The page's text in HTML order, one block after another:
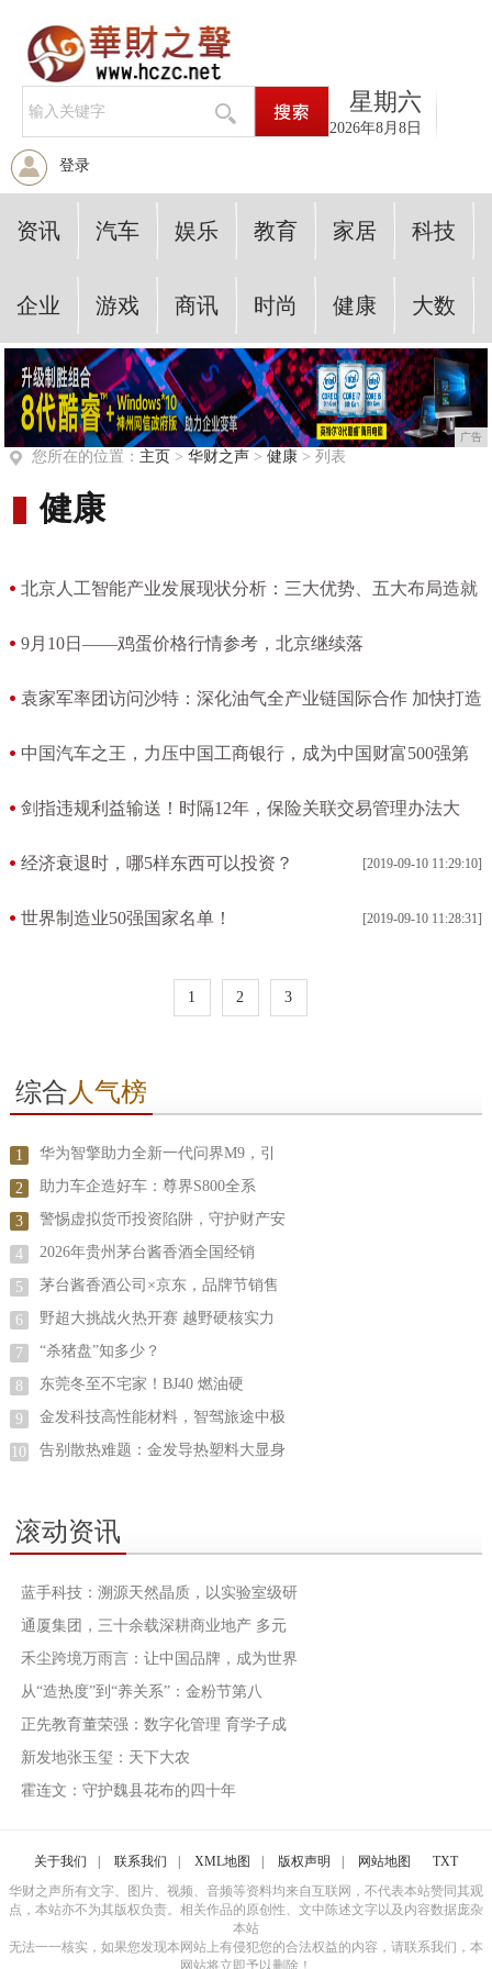
星期六
2026年8月8日
登录
资讯 汽车 娱乐 教育 家居 科技
企业 游戏 商讯 时尚 健康 大数
广告
您所在的位置： 主页 > 华财之声> 健康> 列表
健康
北京人工智能产业发展现状分析：三大优势、五大布局造就
9月10日——鸡蛋价格行情参考，北京继续落
袁家军率团访问沙特：深化油气全产业链国际合作 加快打造
[2019-09-10 11:34:13]
中国汽车之王，力压中国工商银行，成为中国财富500强第
[2019-09-10 11:33:26]
剑指违规利益输送！时隔12年，保险关联交易管理办法大
[2019-09-10 11:31:07]
经济衰退时，哪5样东西可以投资？ [2019-09-10 11:29:10]
世界制造业50强国家名单！ [2019-09-10 11:28:31]
1 2 3
综合 人气榜
1 华为智擎助力全新一代问界M9，引
2 助力车企造好车：尊界S800全系
3 警惕虚拟货币投资陷阱，守护财产安
4 2026年贵州茅台酱香酒全国经销
5 茅台酱香酒公司×京东，品牌节销售
6 野超大挑战火热开赛 越野硬核实力
7 “杀猪盘”知多少？
8 东莞冬至不宅家！BJ40 燃油硬
9 金发科技高性能材料，智驾旅途中极
10 告别散热难题：金发导热塑料大显身
滚动资讯
蓝手科技：溯源天然晶质，以实验室级研
通厦集团，三十余载深耕商业地产 多元
禾尘跨境万雨言：让中国品牌，成为世界
从“造热度”到“养关系”：金粉节第八
正先教育董荣强：数字化管理 育学子成
新发地张玉玺：天下大农
霍连文：守护魏县花布的四十年
关于我们 联系我们 XML地图 版权声明 网站地图
TXT
华财之声所有文字、图片、视频、音频等资料均来自互联网，不代表本站赞同其观
点，本站亦不为其版权负责。相关作品的原创性、文中陈述文字以及内容数据庞杂
本站
无法一一核实，如果您发现本网站上有侵犯您的合法权益的内容，请联系我们，本
网站将立即予以删除！